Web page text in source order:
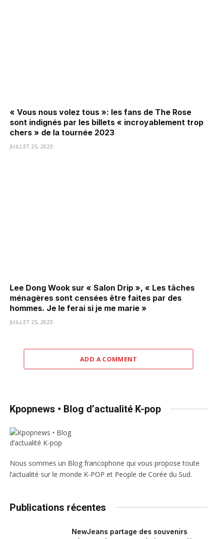
« Vous nous volez tous »: les fans de The Rose
sont indignés par les billets « incroyablement trop
chers » de la tournée 2023
JUILLET 25, 2023
Lee Dong Wook sur « Salon Drip », « Les tâches
ménagères sont censées être faites par des
hommes. Je le ferai si je me marie »
JUILLET 25, 2023
ADD A COMMENT
Kpopnews • Blog d’actualité K-pop
Nous sommes un Blog francophone qui vous propose toute
l’actualité sur le monde K-POP et People de Corée du Sud.
Publications récentes
NewJeans partage des souvenirs